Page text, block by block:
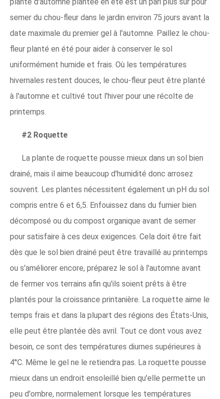
semer du chou-fleur dans le jardin environ 75 jours avant la
date maximale du premier gel à l'automne. Paillez le chou-
fleur planté en été pour aider à conserver le sol
uniformément humide et frais. Où les températures
hivernales restent douces, le chou-fleur peut être planté
à l'automne et cultivé tout l'hiver pour une récolte de
printemps.
#2 Roquette
La plante de roquette pousse mieux dans un sol bien
drainé, mais il aime beaucoup d'humidité donc arrosez
souvent. Les plantes nécessitent également un pH du sol
compris entre 6 et 6,5. Enfouissez dans du fumier bien
décomposé ou du compost organique avant de semer
pour satisfaire à ces deux exigences. Cela doit être fait
dès que le sol bien drainé peut être travaillé au printemps
ou s'améliorer encore, préparez le sol à l'automne avant
de fermer vos terrains afin qu'ils soient prêts à être
plantés pour la croissance printanière. La roquette aime le
temps frais et dans la plupart des régions des États-Unis,
elle peut être plantée dès avril. Tout ce dont vous avez
besoin, ce sont des températures diurnes supérieures à
4°C. Même le gel ne le retiendra pas. La roquette pousse
mieux dans un endroit ensoleillé bien qu'elle permette un
peu d'ombre, normalement lorsque les températures